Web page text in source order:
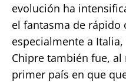
evolución ha
el fantasma de rápido
especialmente a
Chipre también fue,
primer país en que